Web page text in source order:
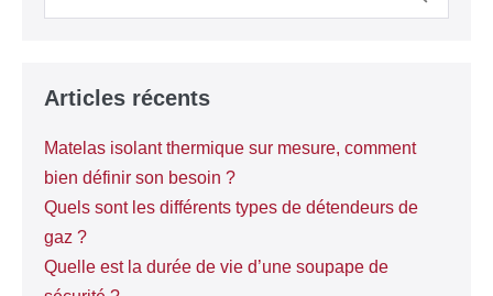
Articles récents
Matelas isolant thermique sur mesure, comment
bien définir son besoin ?
Quels sont les différents types de détendeurs de
gaz ?
Quelle est la durée de vie d’une soupape de